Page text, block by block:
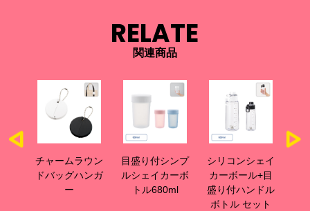
RELATE
関連商品
チャームラウン
ドバッグハンガ
ー
目盛り付シンプ
ルシェイカーボ
トル680ml
シリコンシェイ
カーボール+目
盛り付ハンドル
ボトル セット